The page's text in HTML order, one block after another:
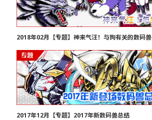
2018年02月【专题】神来气汪！与狗有关的数码兽
2017年12月【专题】2017年新数码兽总结